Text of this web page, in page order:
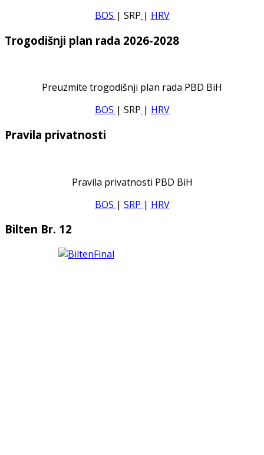
BOS | SRP | HRV
Trogodišnji plan rada 2026-2028
Preuzmite trogodišnji plan rada PBD BiH
BOS | SRP | HRV
Pravila privatnosti
Pravila privatnosti PBD BiH
BOS | SRP | HRV
Bilten Br. 12